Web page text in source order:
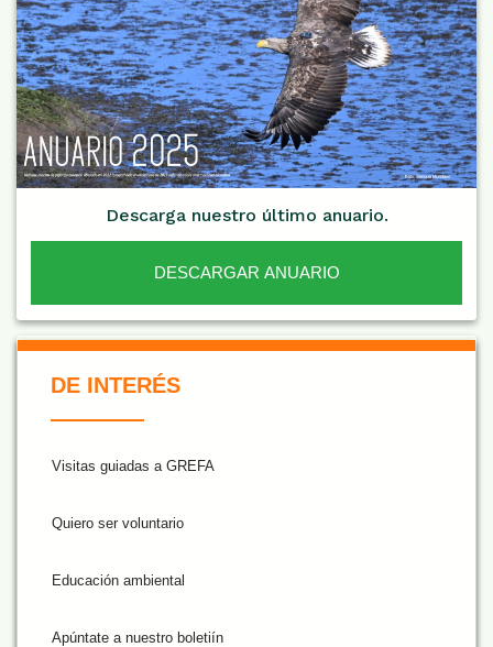
Descarga nuestro último anuario.
DESCARGAR ANUARIO
De Interés NARANJA
DE INTERÉS
Visitas guiadas a GREFA
Quiero ser voluntario
Educación ambiental
Apúntate a nuestro boletiín